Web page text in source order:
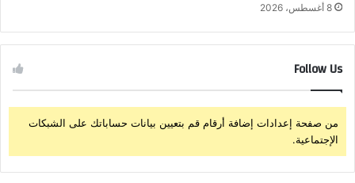
ل
م
ة
8 أغسطس، 2026
Follow Us
من صفحة إعدادات إضافة أرقام قم بتعيين بيانات حساباتك على الشبكات
الإجتماعية.